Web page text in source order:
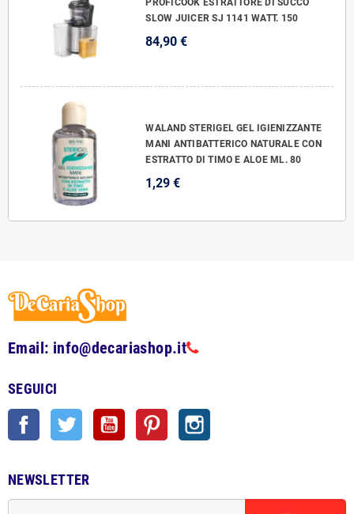
PROFICOOK ESTRATTORE DI SUCCO
SLOW JUICER SJ 1141 WATT. 150
84,90 €
WALAND STERIGEL GEL IGIENIZZANTE
MANI ANTIBATTERICO NATURALE CON
ESTRATTO DI TIMO E ALOE ML. 80
1,29 €
Email: info@decariashop.it
SEGUICI
Facebook Twitter YouTube Pinterest
NEWSLETTER